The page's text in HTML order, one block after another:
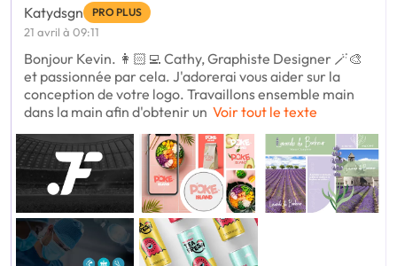
Katydsgn PRO PLUS
21 avril à 09:11
Bonjour Kevin. 👩🏻‍💻 Cathy, Graphiste Designer 🪄🎨
et passionnée par cela. J'adorerai vous aider sur la
conception de votre logo. Travaillons ensemble main
dans la main afin d'obtenir un Voir tout le texte